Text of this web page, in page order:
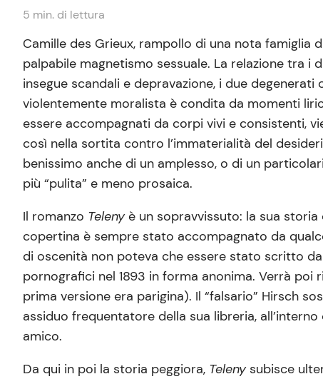
5 min. di lettura
Camille des Grieux, rampollo di una nota famiglia
palpabile magnetismo sessuale. La relazione tra
insegue scandali e depravazione, i due
violentemente moralista è condita da momenti
essere accompagnati da corpi vivi e consistenti,
così nella sortita contro l’immaterialità del
benissimo anche di un amplesso, o di un
più “pulita” e meno prosaica.
Il romanzo Telenyè un sopravvissuto: la sua
copertina è sempre stato accompagnato da
di oscenità non poteva che essere stato scritto
pornografici nel 1893 in forma anonima. Verrà poi
prima versione era parigina). Il “falsario” Hirsch
assiduo frequentatore della sua libreria,
amico.
Da qui in poi la storia peggiora, Telenysubisce